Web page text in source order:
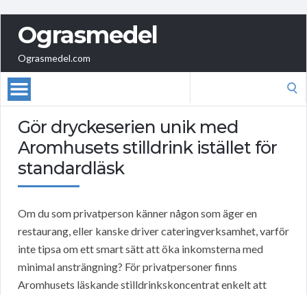
Ograsmedel
Ograsmedel.com
Gör dryckeserien unik med
Aromhusets stilldrink istället för
standardläsk
Om du som privatperson känner någon som äger en
restaurang, eller kanske driver cateringverksamhet, varför
inte tipsa om ett smart sätt att öka inkomsterna med
minimal ansträngning? För privatpersoner finns
Aromhusets läskande stilldrinkskoncentrat enkelt att